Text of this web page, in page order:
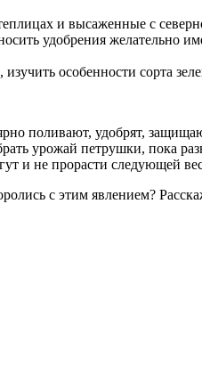
и высаженные с
удобрения желательно
особенности сорта
поливают, удобрят,
урожай петрушки, пока
и не прорасти следующей
с этим явлением?